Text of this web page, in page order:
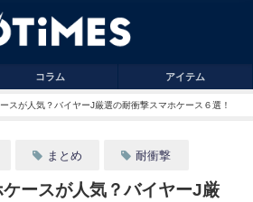
コラム アイテム
スが人気？バイヤーJ厳選の耐衝撃スマホケース６選！
まとめ 耐衝撃
ースが人気？バイヤーJ厳